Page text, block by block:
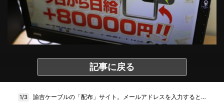
記事に戻る
1/3 諭吉ケーブルの「配布」サイト。メールアドレスを入力すると…